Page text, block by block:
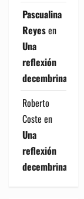
Pascualina
Reyesen
Una
reflexión
decembrina
Roberto
Coste en
Una
reflexión
decembrina